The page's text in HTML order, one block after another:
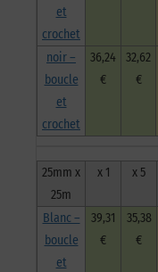
et
crochet
noir –
boucle
et
crochet
36,24
€
32,62
€
25mm x
25m
x 1 x 5
Blanc –
boucle
et
39,31
€
35,38
€